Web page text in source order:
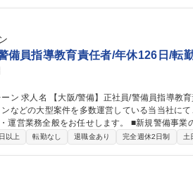
/事業立ち上げ可能性も
備員指導教育責任者/年休126日/転
転勤無し 仕事の
などの大型案件を多数運営している当当社に
ます。 ■新規警備事業の組織立ち上げ、および業務基盤・
育・育成計画の策定と実施（1号・2号業務） ■
日/転勤無し
以上 転勤なし 退職金あり 完全週休2日制 土